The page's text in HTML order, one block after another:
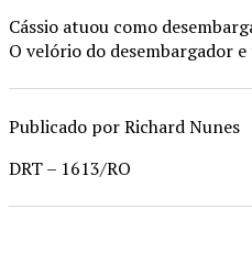
Cássio atuou como
O velório do desembargador
Publicado por Richard Nunes
DRT – 1613/RO